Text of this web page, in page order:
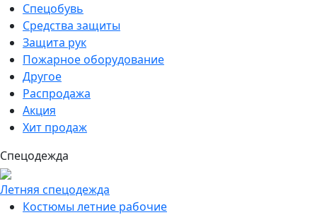
Спецобувь
Средства защиты
Защита рук
Пожарное оборудование
Другое
Распродажа
Акция
Хит продаж
Спецодежда
Летняя спецодежда
Костюмы летние рабочие